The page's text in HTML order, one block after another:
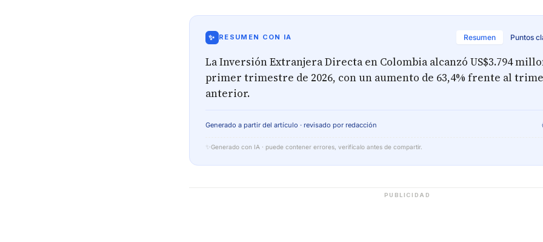
✨ RESUMEN CON IA Resumen Puntos
La Inversión Extranjera Directa en Colombia alcanzó US$3.794
primer trimestre de 2026, con un aumento de 63,4% frente al
anterior.
Generado a partir del artículo · revisado por redacción
✨ Generado con IA · puede contener errores, verifícalo antes de compartir.
PUBLICIDAD